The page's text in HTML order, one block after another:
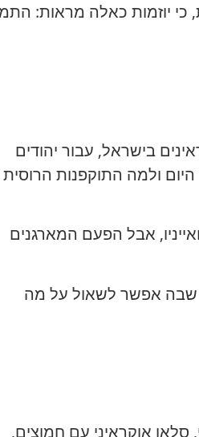
יוזמות כאלה מראות:
בישראל, עבור יהודים
ולמה התוקפנות
אבל הפעם המארגנים
שבה אפשר לשאול על מה
אוקראיני עם חמוצים,